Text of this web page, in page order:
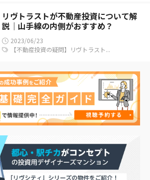
リヴトラストが不動産投資について解
説｜山手線の内側がおすすめ？
2023/06/23
【不動産投資の疑問】リヴトラスト...